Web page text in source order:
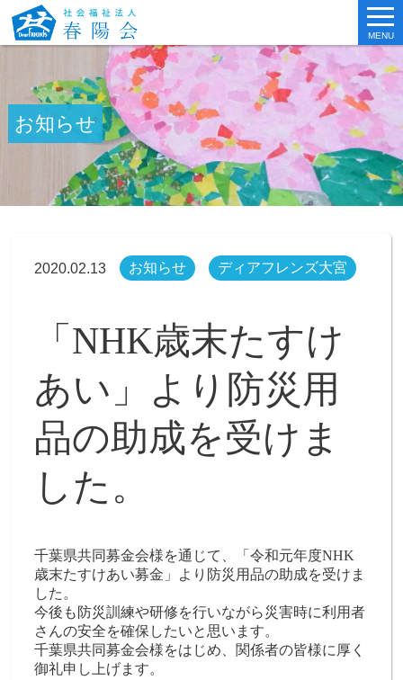
MENU
お知らせ
2020.02.13 お知らせ ディアフレンズ大宮
「NHK歳末たすけ
あい」より防災用
品の助成を受けま
した。
千葉県共同募金会様を通じて、「令和元年度NHK
歳末たすけあい募金」 より防災用品の助成を受けま
した。
今後も防災訓練や研修を行いながら災害時に利用者
さんの安全を確保したいと思います。
千葉県共同募金会様をはじめ、 関係者の皆様に厚く
御礼申し上げます。